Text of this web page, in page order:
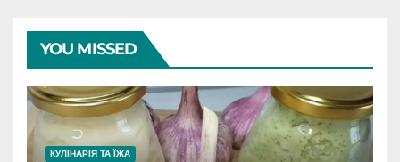
YOU MISSED
КУЛІНАРІЯ ТА ЇЖА